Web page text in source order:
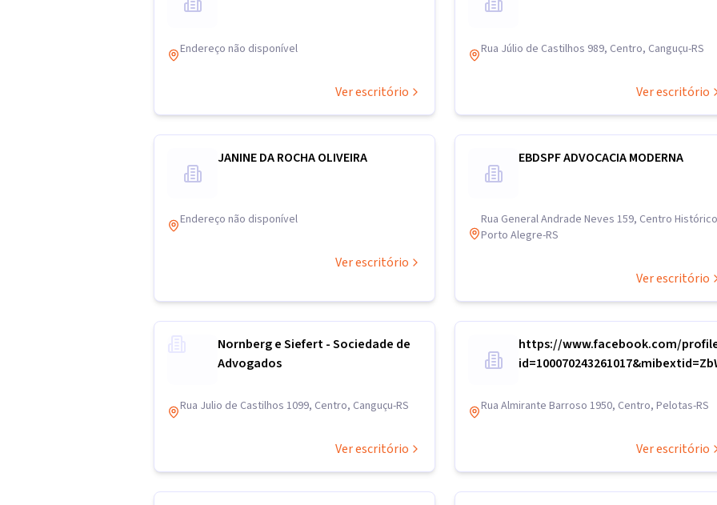
Endereço não disponível
Ver escritório
Rua Júlio de Castilhos 989, Centro, Canguçu-RS
Ver escritório
JANINE DA ROCHA OLIVEIRA
Endereço não disponível
Ver escritório
EBDSPF ADVOCACIA MODERNA
Rua General Andrade Neves 159, Centro
Porto Alegre-RS
Ver escritório
Nornberg e Siefert - Sociedade de
Advogados
Rua Julio de Castilhos 1099, Centro, Canguçu-RS
Ver escritório
https://www.facebook.com/
Rua Almirante Barroso 1950, Centro, Pelotas-RS
Ver escritório